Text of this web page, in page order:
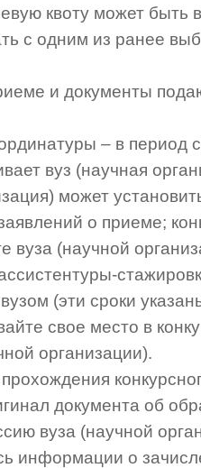
квоту может
с одним из ранее
и документы
– в период
вуз (научная
может
о приеме;
вуза (научной
(эти сроки
свое место в
организации).
документа об
вуза (научной
информации о